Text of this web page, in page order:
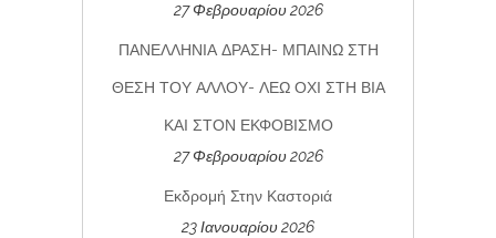
27 Φεβρουαρίου 2026
ΠΑΝΕΛΛΗΝΙΑ ΔΡΑΣΗ- ΜΠΑΙΝΩ ΣΤΗ
ΘΕΣΗ ΤΟΥ ΑΛΛΟΥ- ΛΕΩ ΟΧΙ ΣΤΗ ΒΙΑ
ΚΑΙ ΣΤΟΝ ΕΚΦΟΒΙΣΜΟ
27 Φεβρουαρίου 2026
Εκδρομή Στην Καστοριά
23 Ιανουαρίου 2026